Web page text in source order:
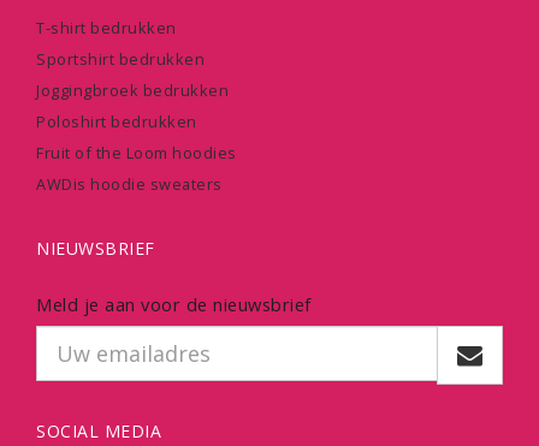
T-shirt bedrukken
Sportshirt bedrukken
Joggingbroek bedrukken
Poloshirt bedrukken
Fruit of the Loom hoodies
AWDis hoodie sweaters
NIEUWSBRIEF
Meld je aan voor de nieuwsbrief
SOCIAL MEDIA